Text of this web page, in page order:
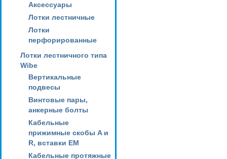
Аксессуары
Лотки лестничные
Лотки
перфорированные
Лотки лестничного типа
Wibe
Вертикальные
подвесы
Винтовые пары,
анкерные болты
Кабельные
прижимные скобы A и
R, вставки EM
Кабельные протяжные